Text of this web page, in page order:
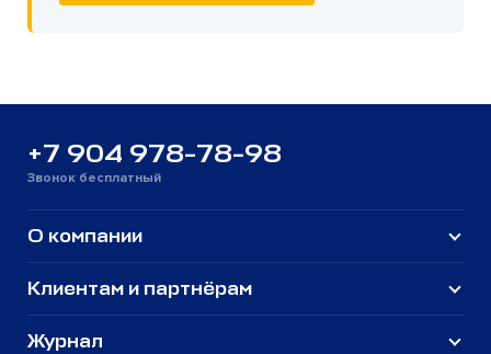
+7 904 978-78-98
Звонок бесплатный
О компании
Клиентам и партнёрам
Журнал